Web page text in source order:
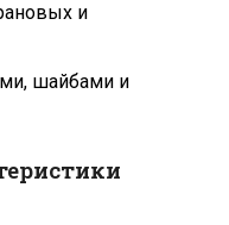
и
шайбами и